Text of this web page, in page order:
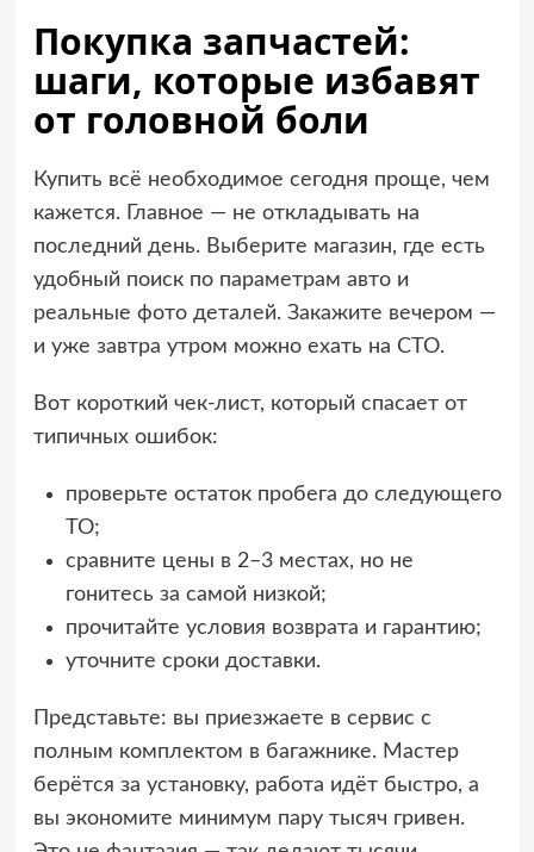
Покупка запчастей:
шаги, которые избавят
от головной боли
Купить всё необходимое сегодня проще, чем
кажется. Главное — не откладывать на
последний день. Выберите магазин, где есть
удобный поиск по параметрам авто и
реальные фото деталей. Закажите вечером —
и уже завтра утром можно ехать на СТО.
Вот короткий чек-лист, который спасает от
типичных ошибок:
проверьте остаток пробега до следующего
ТО;
сравните цены в 2–3 местах, но не
гонитесь за самой низкой;
прочитайте условия возврата и гарантию;
уточните сроки доставки.
Представьте: вы приезжаете в сервис с
полным комплектом в багажнике. Мастер
берётся за установку, работа идёт быстро, а
вы экономите минимум пару тысяч гривен.